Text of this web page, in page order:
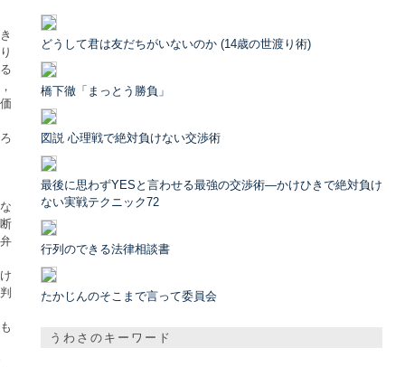
どうして君は友だちがいないのか (14歳の世渡り術)
橋下徹「まっとう勝負」
図説 心理戦で絶対負けない交渉術
最後に思わずYESと言わせる最強の交渉術―かけひきで絶対負け
ない実戦テクニック72
行列のできる法律相談書
たかじんのそこまで言って委員会
うわさのキーワード